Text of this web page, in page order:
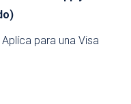
para una Visa